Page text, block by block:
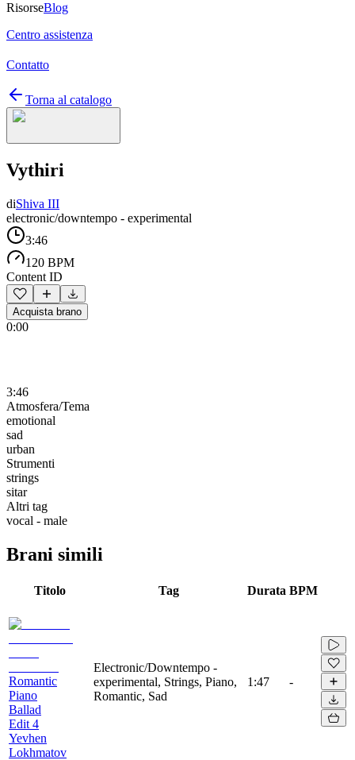
RisorseBlog
Centro assistenza
Contatto
Torna al catalogo
Vythiri
diShiva III
electronic/downtempo - experimental
3:46
120 BPM
Content ID
Acquista brano
0:00
3:46
Atmosfera/Tema
emotional
sad
urban
Strumenti
strings
sitar
Altri tag
vocal - male
Brani simili
Titolo Tag Durata BPM
Romantic
Piano
Ballad
Edit 4
Yevhen
Lokhmatov
Electronic/Downtempo -
experimental, Strings, Piano,
Romantic, Sad
1:47 -